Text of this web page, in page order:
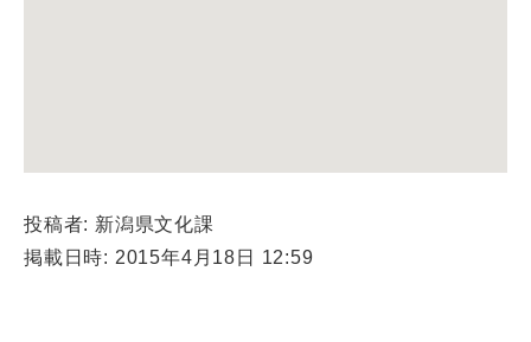
投稿者: 新潟県文化課
掲載日時: 2015年4月18日 12:59